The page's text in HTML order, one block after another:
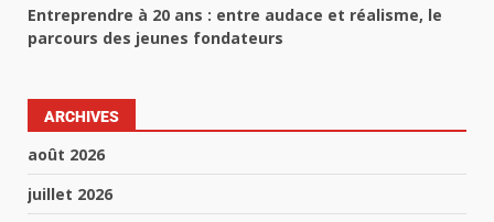
Entreprendre à 20 ans : entre audace et réalisme, le
parcours des jeunes fondateurs
ARCHIVES
août 2026
juillet 2026